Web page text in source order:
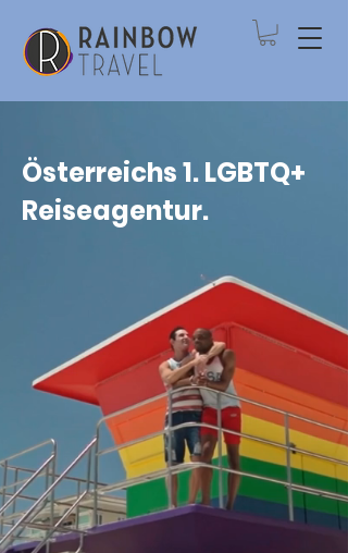
Österreichs 1. LGBTQ+
Reiseagentur.